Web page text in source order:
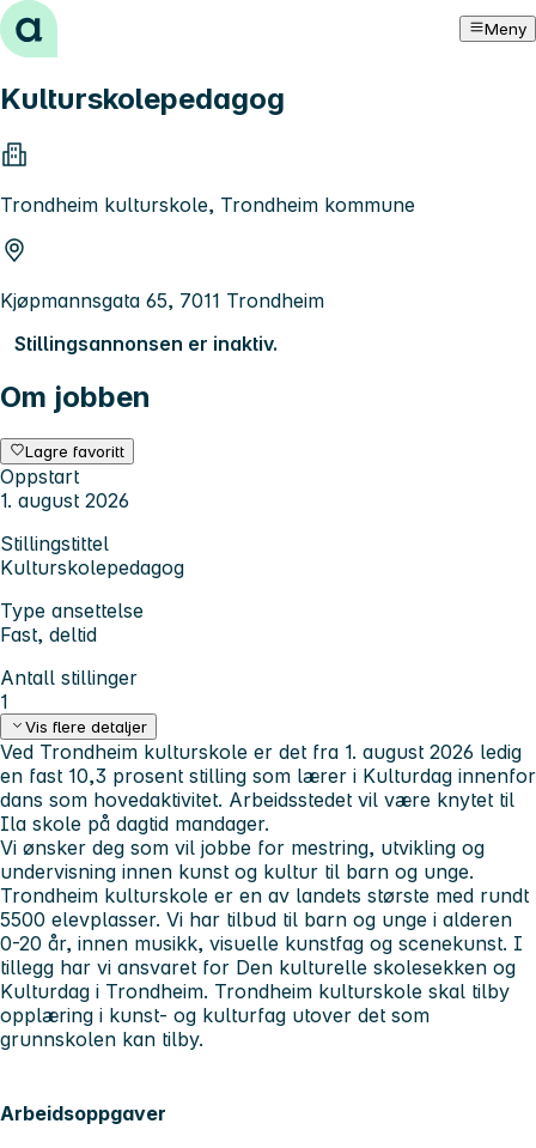
Hopp til innhold Meny
Kulturskolepedagog
Trondheim kulturskole, Trondheim kommune
Kjøpmannsgata 65, 7011 Trondheim
Stillingsannonsen er inaktiv.
Om jobben
Lagre favoritt
Oppstart
1. august 2026
Stillingstittel
Kulturskolepedagog
Type ansettelse
Fast, deltid
Antall stillinger
1
Vis flere detaljer
Ved Trondheim kulturskole er det fra 1. august 2026 ledig
en fast 10,3 prosent stilling som lærer i Kulturdag innenfor
dans som hovedaktivitet. Arbeidsstedet vil være knytet til
Ila skole på dagtid mandager.
Vi ønsker deg som vil jobbe for mestring, utvikling og
undervisning innen kunst og kultur til barn og unge.
Trondheim kulturskole er en av landets største med rundt
5500 elevplasser. Vi har tilbud til barn og unge i alderen
0-20 år, innen musikk, visuelle kunstfag og scenekunst. I
tillegg har vi ansvaret for Den kulturelle skolesekken og
Kulturdag i Trondheim. Trondheim kulturskole skal tilby
opplæring i kunst- og kulturfag utover det som
grunnskolen kan tilby.
Arbeidsoppgaver